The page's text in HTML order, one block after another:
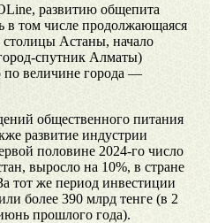
развитию общепита
в том числе продолжающаяся
столицы Астаны, начало
спутник Алматы)
по величине города —
общественного питания
развитие индустрии
половине 2024-го число
выросло на 10%, в стране
тот же период инвестиции
более 390 млрд тенге (в 2
прошлого года).